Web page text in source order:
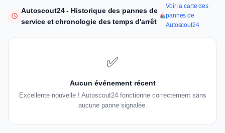
Autoscout24 - Historique des pannes de
service et chronologie des temps d'arrêt
Voir la carte des
pannes de
Autoscout24
✅
Aucun événement récent
Excellente nouvelle ! Autoscout24 fonctionne correctement sans
aucune panne signalée.